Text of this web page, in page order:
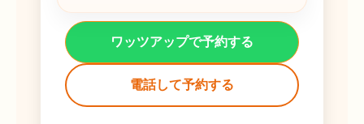
ワッツアップで予約する
電話して予約する